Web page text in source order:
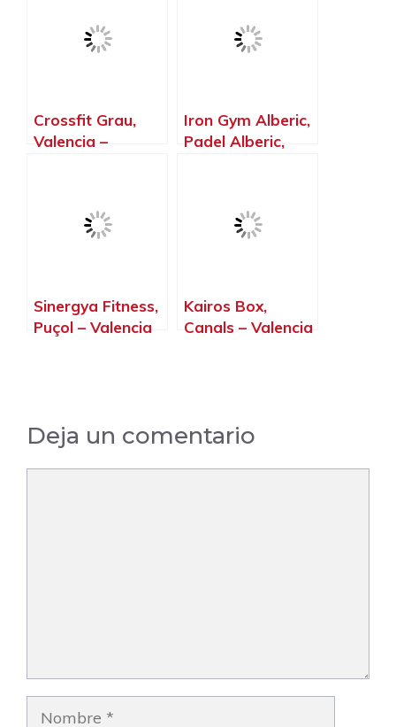
Crossfit Grau,
Valencia –
Iron Gym Alberic,
Padel Alberic,
Sinergya Fitness,
Puçol – Valencia
Kairos Box,
Canals – Valencia
Deja un comentario
Nombre